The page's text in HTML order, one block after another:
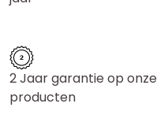
2 Jaar garantie op onze
producten